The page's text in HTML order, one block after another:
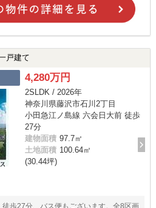
戸建て
4,280万円
2SLDK / 2026年
神奈川県藤沢市石川2丁目
小田急江ノ島線 六会日大前 徒歩
27分
建物面積 97.7㎡
土地面積 100.64㎡
(30.44坪)
歩27分、バス便もございます。全8区画